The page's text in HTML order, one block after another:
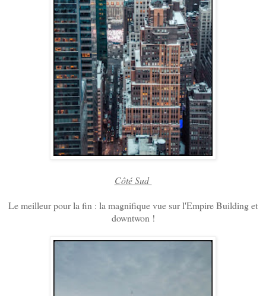
Côté Sud
Le meilleur pour la fin : la magnifique vue sur l'Empire Building et
downtwon !